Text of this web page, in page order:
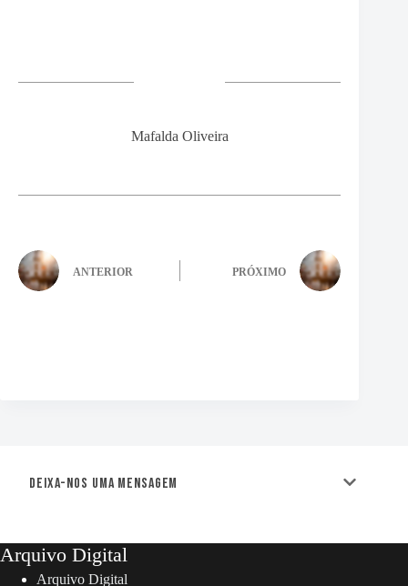
Mafalda Oliveira
ANTERIOR PRÓXIMO
Deixa-nos uma mensagem
Arquivo Digital
Arquivo Digital